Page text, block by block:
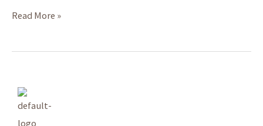
Read More »